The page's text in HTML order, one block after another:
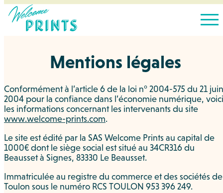
Mentions légales
Conformément à l’article 6 de la loi n° 2004-575 du 21 juin
2004 pour la confiance dans l’économie numérique, voici
les informations concernant les intervenants du site
www.welcome-prints.com.
Le site est édité par la SAS Welcome Prints au capital de
1000€ dont le siège social est situé au 34CR316 du
Beausset à Signes, 83330 Le Beausset.
Immatriculée au registre du commerce et des sociétés de
Toulon sous le numéro RCS TOULON 953 396 249.